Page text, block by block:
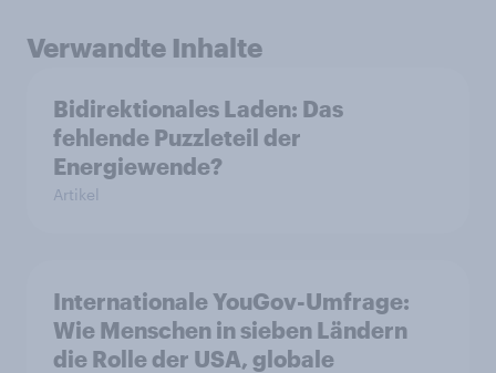
Verwandte Inhalte
Bidirektionales Laden: Das
fehlende Puzzleteil der
Energiewende?
Artikel
Internationale YouGov-Umfrage:
Wie Menschen in sieben Ländern
die Rolle der USA, globale